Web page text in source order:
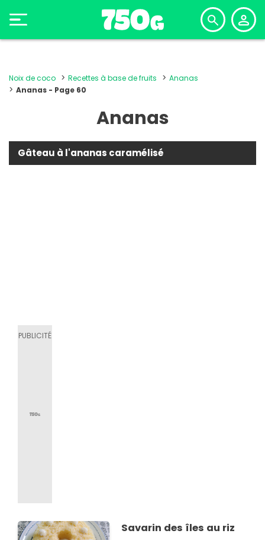
Noix de coco Recettes à base de fruits
Ananas
Ananas - Page 60
Ananas
Gâteau à l'ananas caramélisé
Savarin des îles au riz